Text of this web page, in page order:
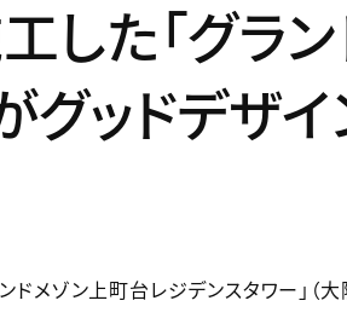
した「グラ
グッドデザ
ドメゾン上町台レジデンスタワー」（